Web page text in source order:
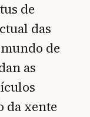
de
das
de
as
da xente